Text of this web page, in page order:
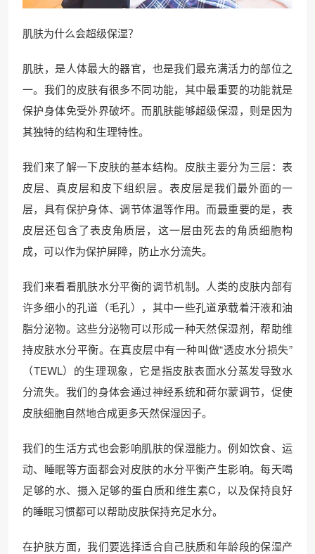
肌肤为什么会超级保湿？
肌肤，是人体最大的器官，也是我们最充满活力的部位之
一。我们的皮肤有很多不同功能，其中最重要的功能就是
保护身体免受外界破坏。而肌肤能够超级保湿，则是因为
其独特的结构和生理特性。
我们来了解一下皮肤的基本结构。皮肤主要分为三层：表
皮层、真皮层和皮下组织层。表皮层是我们最外面的一
层，具有保护身体、调节体温等作用。而最重要的是，表
皮层还包含了表皮角质层，这一层由死去的角质细胞构
成，可以作为保护屏障，防止水分流失。
我们来看看肌肤水分平衡的调节机制。人类的皮肤内部有
许多细小的孔道（毛孔），其中一些孔道承载着汗液和油
脂分泌物。这些分泌物可以形成一种天然保湿剂，帮助维
持皮肤水分平衡。在真皮层中有一种叫做“透皮水分损失”
（TEWL）的生理现象，它是指皮肤表面水分蒸发导致水
分流失。我们的身体会通过神经系统和荷尔蒙调节，促使
皮肤细胞自然地合成更多天然保湿因子。
我们的生活方式也会影响肌肤的保湿能力。例如饮食、运
动、睡眠等方面都会对皮肤的水分平衡产生影响。每天喝
足够的水、摄入足够的蛋白质和维生素C，以及保持良好
的睡眠习惯都可以帮助皮肤保持充足水分。
在护肤方面，我们要选择适合自己肤质和年龄段的保湿产